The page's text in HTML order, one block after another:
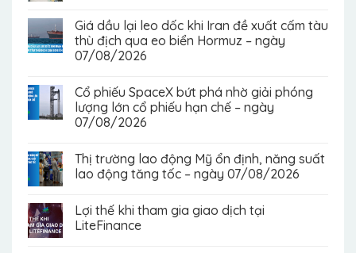
Giá dầu lại leo dốc khi Iran đề xuất cấm tàu
thù địch qua eo biển Hormuz – ngày
07/08/2026
Cổ phiếu SpaceX bứt phá nhờ giải phóng
lượng lớn cổ phiếu hạn chế – ngày
07/08/2026
Thị trường lao động Mỹ ổn định, năng suất
lao động tăng tốc – ngày 07/08/2026
Lợi thế khi tham gia giao dịch tại
LiteFinance